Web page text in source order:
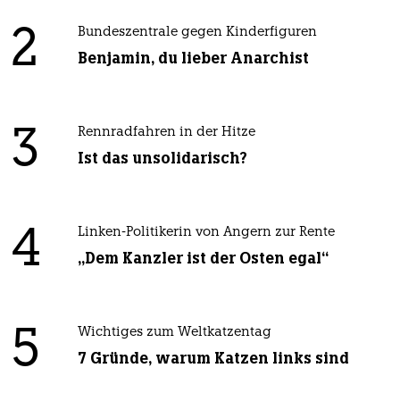
2 Bundeszentrale gegen Kinderfiguren
Benjamin, du lieber Anarchist
3 Rennradfahren in der Hitze
Ist das unsolidarisch?
4 Linken-Politikerin von Angern zur Rente
„Dem Kanzler ist der Osten egal“
5 Wichtiges zum Weltkatzentag
7 Gründe, warum Katzen links sind